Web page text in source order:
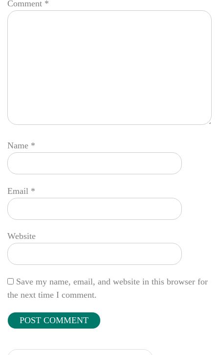
Comment *
Name *
Email *
Website
Save my name, email, and website in this browser for
the next time I comment.